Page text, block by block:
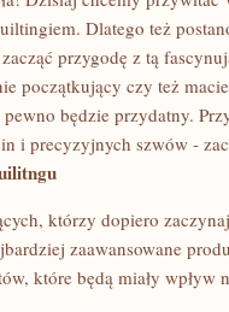
Dlatego też
przygodę z tą
początkujący czy też
będzie przydatny.‌
i ⁣precyzyjnych ⁣szwów ⁢-
którzy dopiero
zaawansowane
które będą miały wpływ